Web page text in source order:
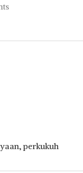
perkukuh